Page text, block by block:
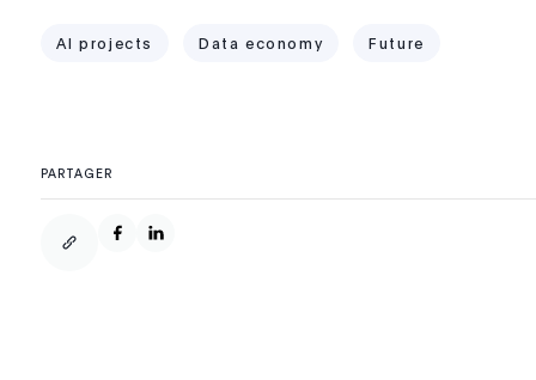
PARTAGER
AI projects Data economy Future